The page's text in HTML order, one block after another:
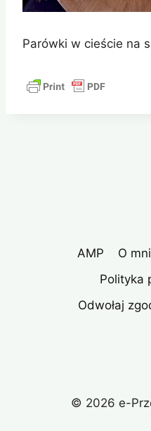
Parówki w cieście na
AMP O
Polityka
Odwołaj
© 2026 e-